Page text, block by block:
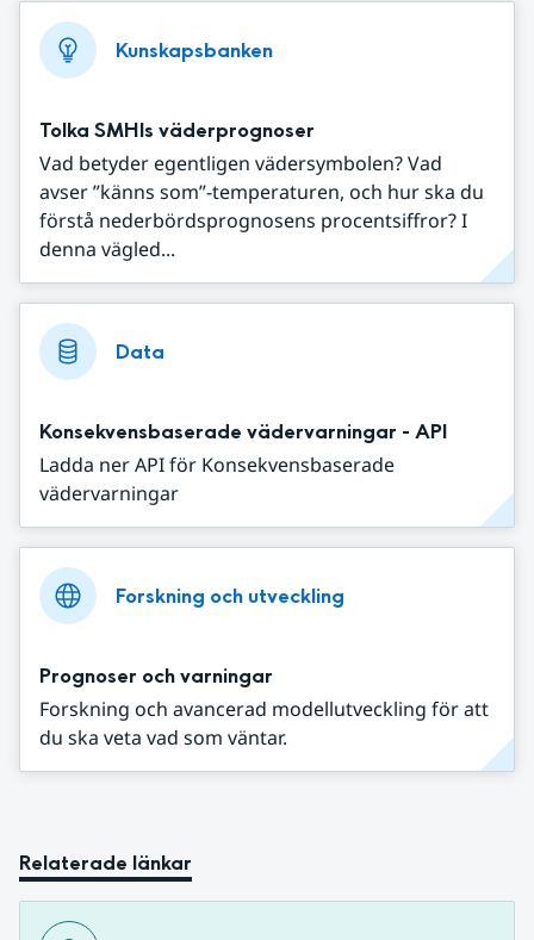
Kunskapsbanken
Tolka SMHIs väderprognoser
Vad betyder egentligen vädersymbolen? Vad
avser ”känns som”-temperaturen, och hur ska du
förstå nederbördsprognosens procentsiffror? I
denna vägled...
Data
Konsekvensbaserade vädervarningar - API
Ladda ner API för Konsekvensbaserade
vädervarningar
Forskning och utveckling
Prognoser och varningar
Forskning och avancerad modellutveckling för att
du ska veta vad som väntar.
Relaterade länkar